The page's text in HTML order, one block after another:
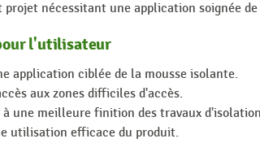
nécessitant une application soignée de
l'utilisateur
application ciblée de la mousse isolante.
aux zones difficiles d'accès.
une meilleure finition des travaux
utilisation efficace du produit.